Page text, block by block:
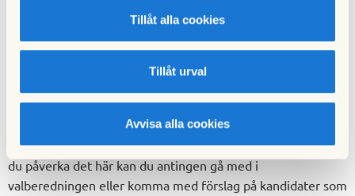
Tillåt alla cookies
Tillåt urval
Avvisa alla cookies
du gå med i, eller föreslå styrelsen att bilda en kommitté
får då uppdrag från styrelsen att sköta frågan, och oftast
också en budget för mindre inköp.
6.Via valberedningen
Valberedningen har stort inflytande på föreningen på lång
sikt eftersom den föreslår vilka som ska sitta i styrelsen. Vill
du påverka det här kan du antingen gå med i
valberedningen eller komma med förslag på kandidater som